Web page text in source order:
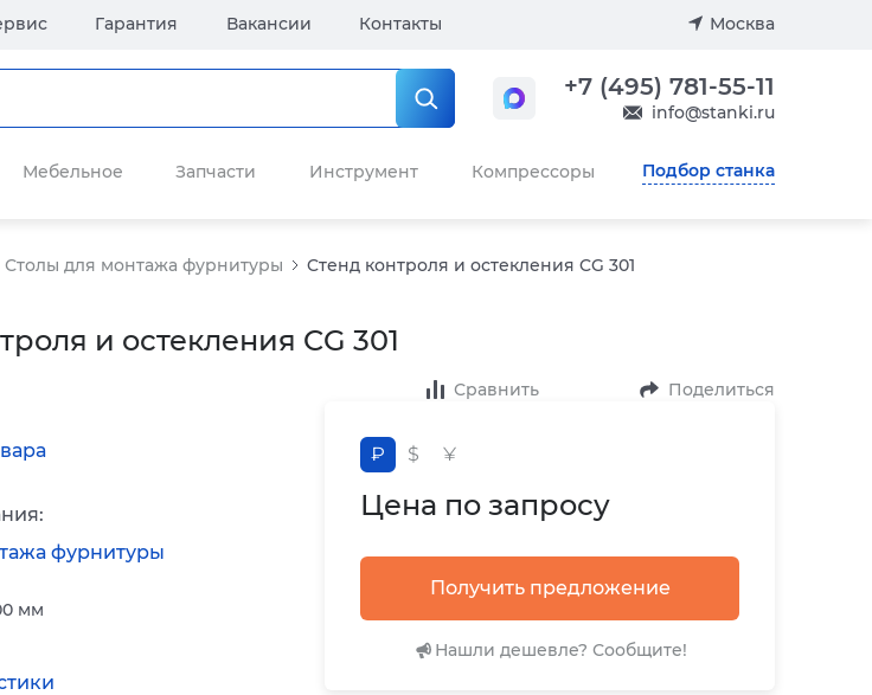
Гарантия Вакансии Контакты Москва
+7 (495) 781-55-11
info@stanki.ru
Мебельное Запчасти Инструмент Компрессоры Подбор станка
Столы для монтажа фурнитуры Cтенд контроля и остекления CG 301
и остекления CG 301
Сравнить Поделиться
₽ $ ¥
Цена по запросу
Получить предложение
Нашли дешевле? Сообщите!
фурнитуры
мм